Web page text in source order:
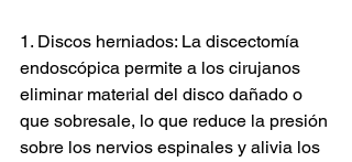
1. Discos herniados: La discectomía
endoscópica permite a los cirujanos
eliminar material del disco dañado o
que sobresale, lo que reduce la presión
sobre los nervios espinales y alivia los